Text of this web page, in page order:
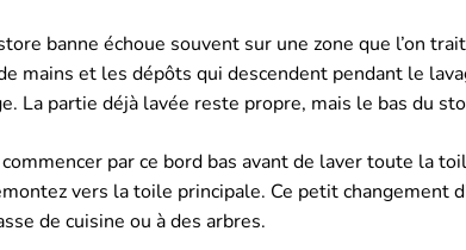
banne échoue souvent sur une zone que l’on
mains et les dépôts qui descendent pendant le
La partie déjà lavée reste propre, mais le bas du
commencer par ce bord bas avant de laver toute la
vers la toile principale. Ce petit
de cuisine ou à des arbres.